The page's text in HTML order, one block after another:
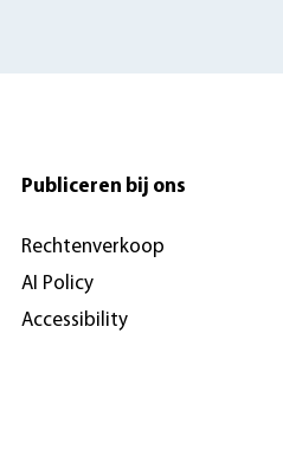
Publiceren bij ons
Rechtenverkoop
AI Policy
Accessibility